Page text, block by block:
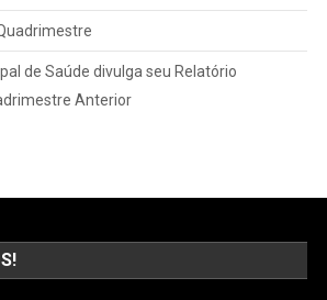
de Saúde divulga seu Relatório
Anterior